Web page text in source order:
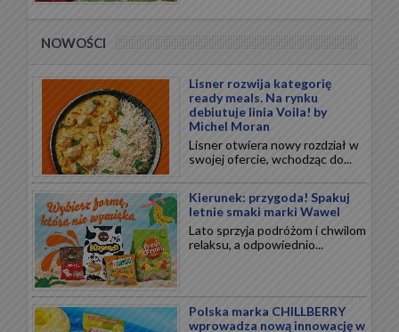
NOWOŚCI
Lisner rozwija kategorię
ready meals. Na rynku
debiutuje linia Voila! by
Michel Moran
Lisner otwiera nowy rozdział w
swojej ofercie, wchodząc do...
Kierunek: przygoda! Spakuj
letnie smaki marki Wawel
Lato sprzyja podróżom i chwilom
relaksu, a odpowiednio...
Polska marka CHILLBERRY
wprowadza nową innowację w